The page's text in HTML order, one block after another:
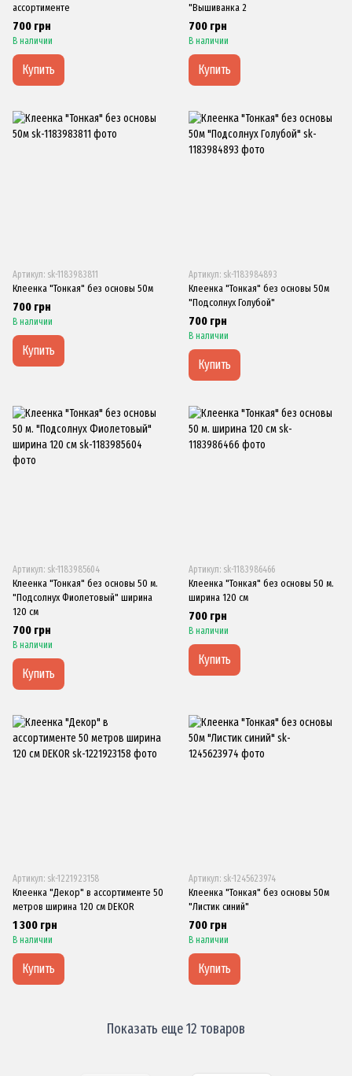
ассортименте
700 грн
В наличии
Купить
"Вышиванка 2
700 грн
В наличии
Купить
Артикул: sk-1183983811
Клеенка "Тонкая" без основы 50м
700 грн
В наличии
Купить
Артикул: sk-1183984893
Клеенка "Тонкая" без основы 50м
"Подсолнух Голубой"
700 грн
В наличии
Купить
Артикул: sk-1183985604
Клеенка "Тонкая" без основы 50 м.
"Подсолнух Фиолетовый" ширина
120 см
700 грн
В наличии
Купить
Артикул: sk-1183986466
Клеенка "Тонкая" без основы 50 м.
ширина 120 см
700 грн
В наличии
Купить
Артикул: sk-1221923158
Клеенка "Декор" в ассортименте 50
метров ширина 120 см DEKOR
1 300 грн
В наличии
Купить
Артикул: sk-1245623974
Клеенка "Тонкая" без основы 50м
"Листик синий"
700 грн
В наличии
Купить
Показать еще 12 товаров